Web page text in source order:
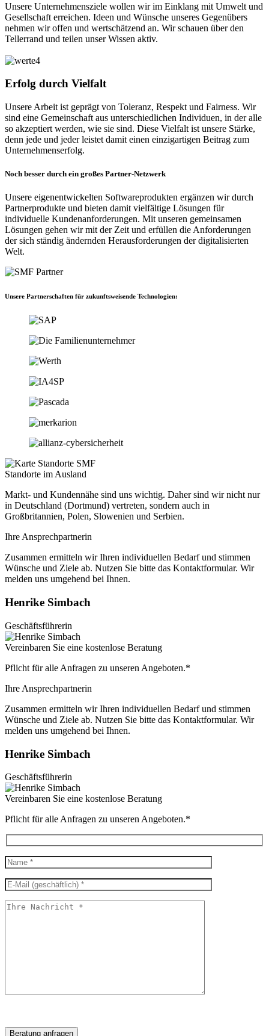
Unsere Unternehmensziele wollen wir im Einklang mit Umwelt und
Gesellschaft erreichen. Ideen und Wünsche unseres Gegenübers
nehmen wir offen und wertschätzend an. Wir schauen über den
Tellerrand und teilen unser Wissen aktiv.
Erfolg durch Vielfalt
Unsere Arbeit ist geprägt von Toleranz, Respekt und Fairness. Wir
sind eine Gemeinschaft aus unterschiedlichen Individuen, in der alle
so akzeptiert werden, wie sie sind. Diese Vielfalt ist unsere Stärke,
denn jede und jeder leistet damit einen einzigartigen Beitrag zum
Unternehmenserfolg.
Noch besser durch ein großes Partner-Netzwerk
Unsere eigenentwickelten Softwareprodukten ergänzen wir durch
Partnerprodukte und bieten damit vielfältige Lösungen für
individuelle Kundenanforderungen. Mit unseren gemeinsamen
Lösungen gehen wir mit der Zeit und erfüllen die Anforderungen
der sich ständig ändernden Herausforderungen der digitalisierten
Welt.
Unsere Partnerschaften für zukunftsweisende Technologien:
Standorte im Ausland
Markt- und Kundennähe sind uns wichtig. Daher sind wir nicht nur
in Deutschland (Dortmund) vertreten, sondern auch in
Großbritannien, Polen, Slowenien und Serbien.
Ihre Ansprechpartnerin
Zusammen ermitteln wir Ihren individuellen Bedarf und stimmen
Wünsche und Ziele ab. Nutzen Sie bitte das Kontaktformular. Wir
melden uns umgehend bei Ihnen.
Henrike Simbach
Geschäftsführerin
Vereinbaren Sie eine kostenlose Beratung
Pflicht für alle Anfragen zu unseren Angeboten.*
Ihre Ansprechpartnerin
Zusammen ermitteln wir Ihren individuellen Bedarf und stimmen
Wünsche und Ziele ab. Nutzen Sie bitte das Kontaktformular. Wir
melden uns umgehend bei Ihnen.
Henrike Simbach
Geschäftsführerin
Vereinbaren Sie eine kostenlose Beratung
Pflicht für alle Anfragen zu unseren Angeboten.*
Beratung anfragen